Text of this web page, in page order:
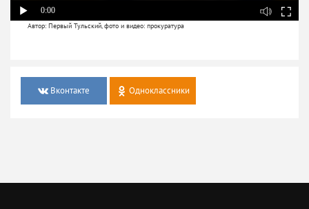
0:00
Автор: Первый Тульский, фото и видео: прокуратура
Вконтакте Одноклассники